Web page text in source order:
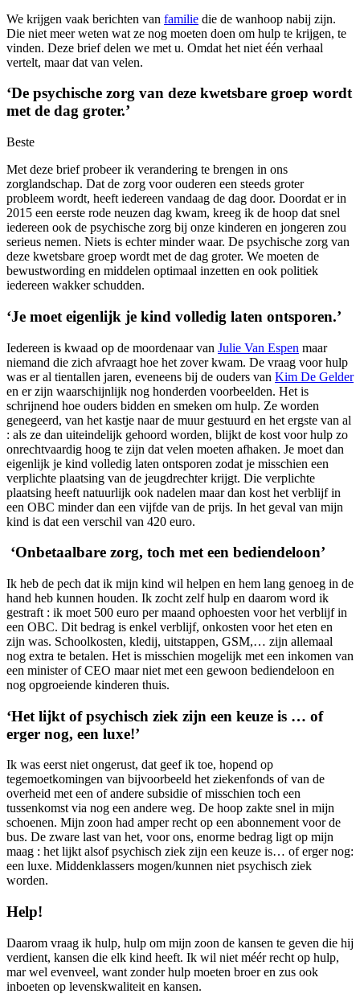
We krijgen vaak berichten van familie die de wanhoop nabij zijn.
Die niet meer weten wat ze nog moeten doen om hulp te krijgen, te
vinden. Deze brief delen we met u. Omdat het niet één verhaal
vertelt, maar dat van velen.
‘De psychische zorg van deze kwetsbare groep wordt
met de dag groter.’
Beste
Met deze brief probeer ik verandering te brengen in ons
zorglandschap. Dat de zorg voor ouderen een steeds groter
probleem wordt, heeft iedereen vandaag de dag door. Doordat er in
2015 een eerste rode neuzen dag kwam, kreeg ik de hoop dat snel
iedereen ook de psychische zorg bij onze kinderen en jongeren zou
serieus nemen. Niets is echter minder waar. De psychische zorg van
deze kwetsbare groep wordt met de dag groter. We moeten de
bewustwording en middelen optimaal inzetten en ook politiek
iedereen wakker schudden.
‘Je moet eigenlijk je kind volledig laten ontsporen.’
Iedereen is kwaad op de moordenaar van Julie Van Espen maar
niemand die zich afvraagt hoe het zover kwam. De vraag voor hulp
was er al tientallen jaren, eveneens bij de ouders van Kim De Gelder
en er zijn waarschijnlijk nog honderden voorbeelden. Het is
schrijnend hoe ouders bidden en smeken om hulp. Ze worden
genegeerd, van het kastje naar de muur gestuurd en het ergste van al
: als ze dan uiteindelijk gehoord worden, blijkt de kost voor hulp zo
onrechtvaardig hoog te zijn dat velen moeten afhaken. Je moet dan
eigenlijk je kind volledig laten ontsporen zodat je misschien een
verplichte plaatsing van de jeugdrechter krijgt. Die verplichte
plaatsing heeft natuurlijk ook nadelen maar dan kost het verblijf in
een OBC minder dan een vijfde van de prijs. In het geval van mijn
kind is dat een verschil van 420 euro.
‘Onbetaalbare zorg, toch met een bediendeloon’
Ik heb de pech dat ik mijn kind wil helpen en hem lang genoeg in de
hand heb kunnen houden. Ik zocht zelf hulp en daarom word ik
gestraft : ik moet 500 euro per maand ophoesten voor het verblijf in
een OBC. Dit bedrag is enkel verblijf, onkosten voor het eten en
zijn was. Schoolkosten, kledij, uitstappen, GSM,… zijn allemaal
nog extra te betalen. Het is misschien mogelijk met een inkomen van
een minister of CEO maar niet met een gewoon bediendeloon en
nog opgroeiende kinderen thuis.
‘Het lijkt of psychisch ziek zijn een keuze is … of
erger nog, een luxe!’
Ik was eerst niet ongerust, dat geef ik toe, hopend op
tegemoetkomingen van bijvoorbeeld het ziekenfonds of van de
overheid met een of andere subsidie of misschien toch een
tussenkomst via nog een andere weg. De hoop zakte snel in mijn
schoenen. Mijn zoon had amper recht op een abonnement voor de
bus. De zware last van het, voor ons, enorme bedrag ligt op mijn
maag : het lijkt alsof psychisch ziek zijn een keuze is… of erger nog:
een luxe. Middenklassers mogen/kunnen niet psychisch ziek
worden.
Help!
Daarom vraag ik hulp, hulp om mijn zoon de kansen te geven die hij
verdient, kansen die elk kind heeft. Ik wil niet méér recht op hulp,
mar wel evenveel, want zonder hulp moeten broer en zus ook
inboeten op levenskwaliteit en kansen.